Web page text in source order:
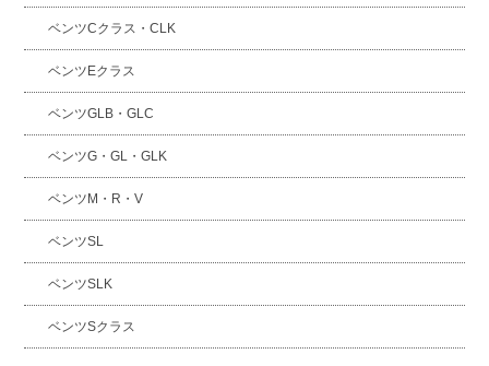
ベンツCクラス・CLK
ベンツEクラス
ベンツGLB・GLC
ベンツG・GL・GLK
ベンツM・R・V
ベンツSL
ベンツSLK
ベンツSクラス